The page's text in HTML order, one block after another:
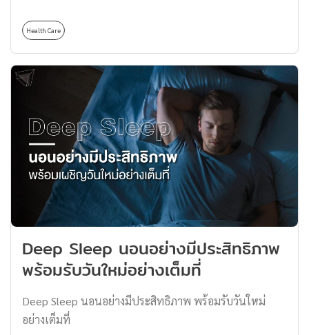
คำตอบคงจะไม่ใช่อย่างนั้นซะทีเดียว แต่ถ้าดนตรีหรือทำนอง
เซ็กซ์ได้ดีทีเดียว ถึงขั้นมีงานวิจัยและผู้เชี่ยวชาญด้านความ
สัมพันธ์ออกมายืนยันเลยว่าเพลงช่วยกระตุ้นอารมณ์ทางเพศ
ในตัวเราได้ดี เพราะขณะที่เราได้ฟังเพลงสมองจะหลั่งสาร
dopamine หรือสารแห่งความสุขออกมา […]
ทรง Mullet Hair อีกเช่นเดียวกัน ซึ่งถ้าใครสังเกตจะเห็นว่า
ทรง Mullet Hair (ทรงผมมัลเล็ต) สุดคลาสสิกนี้กำลังกลับมา
ได้รับความนิยม อาจด้วยช่วงล็อกดาวน์ที่ผ่านมาเป็นหนึ่งใน
ที่มาว่าทำไมผมทรงนี้ถึงได้ฮิตอีกครั้ง หลังจากที่เราได้อัปเดต
ทรงผมผู้ชายไว้มากมายหลายทรงแล้วที่ ชวนมาตัด จัด แต่ง
ทรงผมผู้ชาย เปลี่ยนลุคให้เท่สุดคูล รอบนี้เราเลยอยากพาทุก
คนไปรู้จักกับผมทรง Mullet Hair ให้ลึกยิ่งขึ้นถึง
ประวัติศาสตร์ของผมทรงนี้กันเลย ลักษณะทรง Mullet Hair
เป็นแบบไหน ? ก่อนที่เราจะย้อนรอยประวัติศาสตร์ของทรง
Mullet Hair (ทรงผมมัลเล็ต) มาดูกันว่าผมทรงนี้มีลักษณะ
แบบไหน Mullet Hair หน้าตาจะคล้ายกับทรงรากไทร แต่จะ
เป็นการตัดผมด้านหน้าให้สั้น ปล่อยผมด้านหลังให้ยาว ซึ่ง
ความสั้นและความยาว ไม่มีการจำกัดว่าต้องเป็นประมาณ
ไหน […]
Health Care
Deep Sleep นอนอย่างมีประสิทธิภาพ
พร้อมรับวันใหม่อย่างเต็มที่
Deep Sleep นอนอย่างมีประสิทธิภาพ พร้อมรับวันใหม่
อย่างเต็มที่